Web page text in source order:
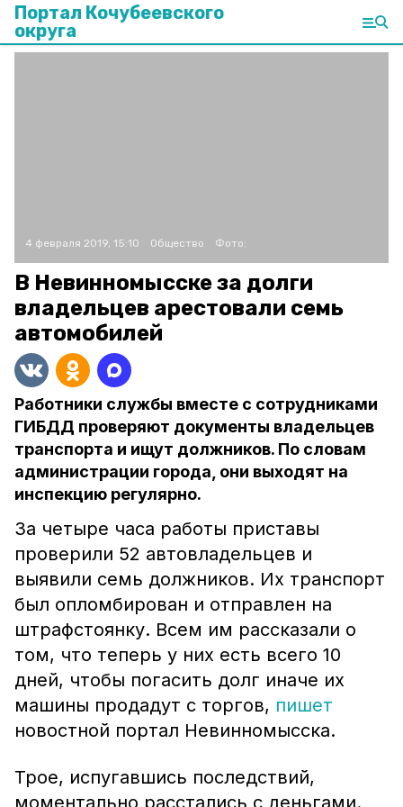
Портал Кочубеевского
округа
4 февраля 2019, 15:10 Общество Фото:
В Невинномысске за долги
владельцев арестовали семь
автомобилей
Работники службы вместе с сотрудниками
ГИБДД проверяют документы владельцев
транспорта и ищут должников. По словам
администрации города, они выходят на
инспекцию регулярно.
За четыре часа работы приставы
проверили 52 автовладельцев и
выявили семь должников. Их транспорт
был опломбирован и отправлен на
штрафстоянку. Всем им рассказали о
том, что теперь у них есть всего 10
дней, чтобы погасить долг иначе их
машины продадут с торгов, пишет
новостной портал Невинномысска.
Трое, испугавшись последствий,
моментально расстались с деньгами.